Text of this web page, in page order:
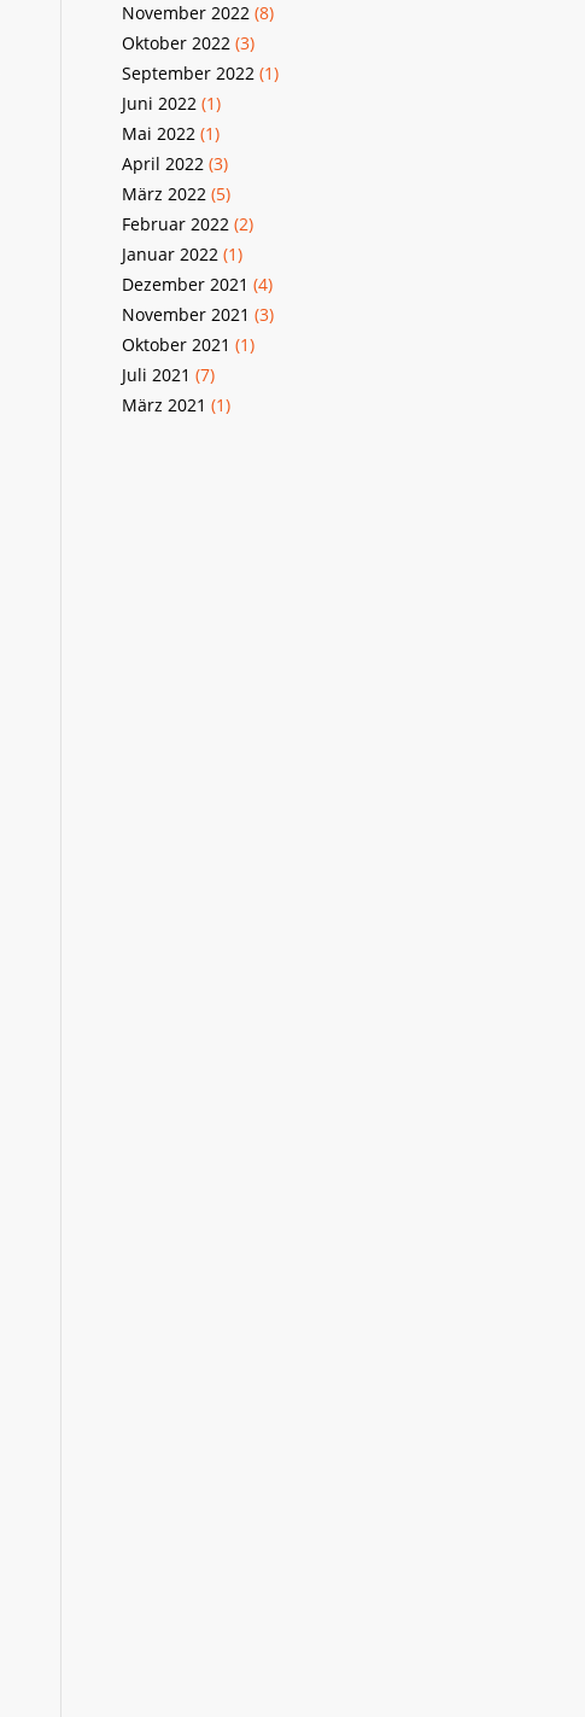
November 2022(8)
Oktober 2022(3)
September 2022(1)
Juni 2022(1)
Mai 2022(1)
April 2022(3)
März 2022(5)
Februar 2022(2)
Januar 2022(1)
Dezember 2021 (4)
November 2021 (3)
Oktober 2021 (1)
Juli 2021 (7)
März 2021 (1)